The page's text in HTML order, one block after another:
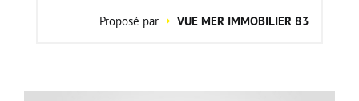
Proposé par
VUE MER IMMOBILIER 83